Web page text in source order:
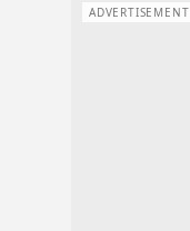
ADVERTISEMENT